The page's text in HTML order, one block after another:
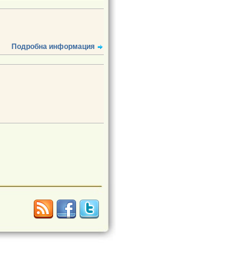
Подробна информация